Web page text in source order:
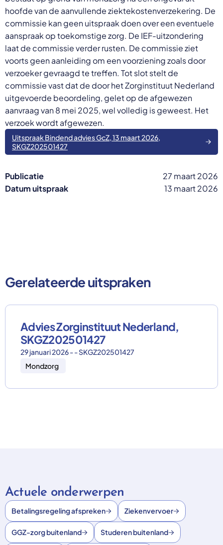
hoofde van de aanvullende ziektekostenverzekering. De
commissie kan geen uitspraak doen over een eventuele
aanspraak op toekomstige zorg. De IEF-uitzondering
laat de commissie verder rusten. De commissie ziet
voorts geen aanleiding om een voorziening zoals door
verzoeker gevraagd te treffen. Tot slot stelt de
commissie vast dat de door het Zorginstituut Nederland
uitgevoerde beoordeling, gelet op de afgewezen
aanvraag van 8 mei 2025, wel volledig is geweest. Het
verzoek wordt afgewezen.
Uitspraak Bindend advies GcZ, 13 maart 2026,
SKGZ202501427
Publicatie
27 maart 2026
Datum uitspraak
13 maart 2026
Gerelateerde uitspraken
Advies Zorginstituut Nederland,
SKGZ202501427
29 januari 2026 - - SKGZ202501427
Mondzorg
Actuele onderwerpen
Betalingsregeling afspreken Ziekenvervoer
GGZ-zorg buitenland Studeren buitenland